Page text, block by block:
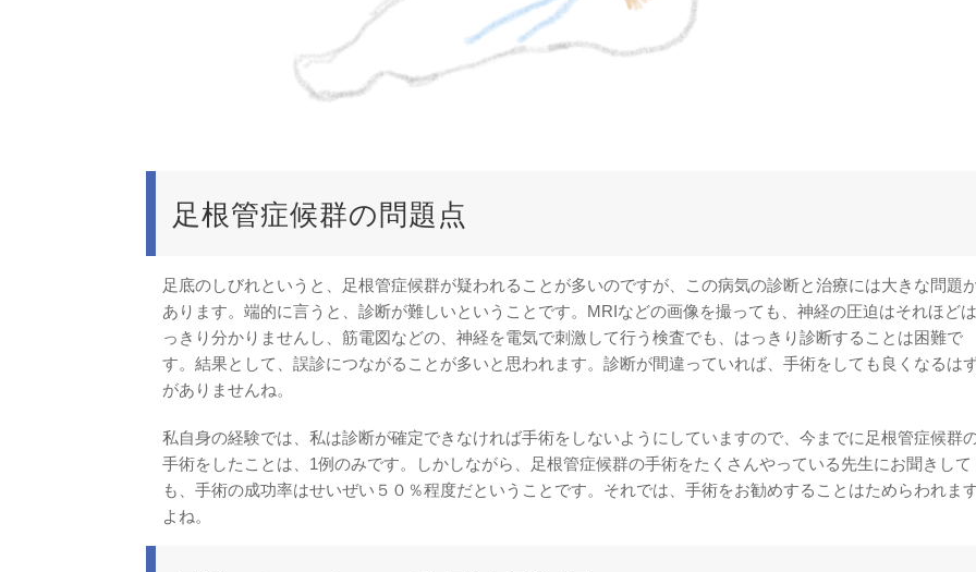
足根管症候群の問題点
足底のしびれというと、足根管症候群が疑われることが多いのですが、この病気の診断と治療には大きな問題
あります。端的に言うと、診断が難しいということです。MRIなどの画像を撮っても、神経の圧迫はそれほど
っきり分かりませんし、筋電図などの、神経を電気で刺激して行う検査でも、はっきり診断することは困難で
す。結果として、誤診につながることが多いと思われます。診断が間違っていれば、手術をしても良くなるは
がありませんね。
私自身の経験では、私は診断が確定できなければ手術をしないようにしていますので、今までに足根管症候群
手術をしたことは、1例のみです。しかしながら、足根管症候群の手術をたくさんやっている先生にお聞きして
も、手術の成功率はせいぜい５０％程度だということです。それでは、手術をお勧めすることはためらわれま
よね。